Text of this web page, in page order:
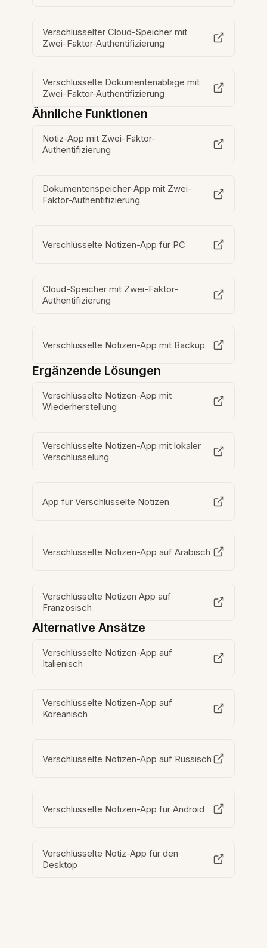
Verschlüsselter Cloud-Speicher mit
Zwei-Faktor-Authentifizierung
Verschlüsselte Dokumentenablage mit
Zwei-Faktor-Authentifizierung
Ähnliche Funktionen
Notiz-App mit Zwei-Faktor-
Authentifizierung
Dokumentenspeicher-App mit Zwei-
Faktor-Authentifizierung
Verschlüsselte Notizen-App für PC
Cloud-Speicher mit Zwei-Faktor-
Authentifizierung
Verschlüsselte Notizen-App mit Backup
Ergänzende Lösungen
Verschlüsselte Notizen-App mit
Wiederherstellung
Verschlüsselte Notizen-App mit lokaler
Verschlüsselung
App für Verschlüsselte Notizen
Verschlüsselte Notizen-App auf Arabisch
Verschlüsselte Notizen App auf
Französisch
Alternative Ansätze
Verschlüsselte Notizen-App auf
Italienisch
Verschlüsselte Notizen-App auf
Koreanisch
Verschlüsselte Notizen-App auf Russisch
Verschlüsselte Notizen-App für Android
Verschlüsselte Notiz-App für den
Desktop